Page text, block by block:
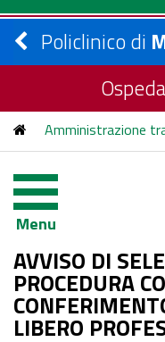
Policlinico di
Amministrazione
AVVISO DI SELEZIONE
COMPARATIVA PER IL
LIBERO
OSTETRICIA E
Menu
AVVISO DI
PROCEDURA
LIBERO